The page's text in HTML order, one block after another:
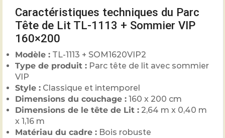
Caractéristiques techniques du Parc
Tête de Lit TL-1113 + Sommier VIP
160×200
Modèle : TL-1113 + SOM1620VIP2
Type de produit : Parc tête de lit avec sommier
VIP
Style : Classique et intemporel
Dimensions du couchage : 160 x 200 cm
Dimensions de le tête de Lit : 2,64 m x 0,40 m
x 1,16 m
Matériau du cadre : Bois robuste